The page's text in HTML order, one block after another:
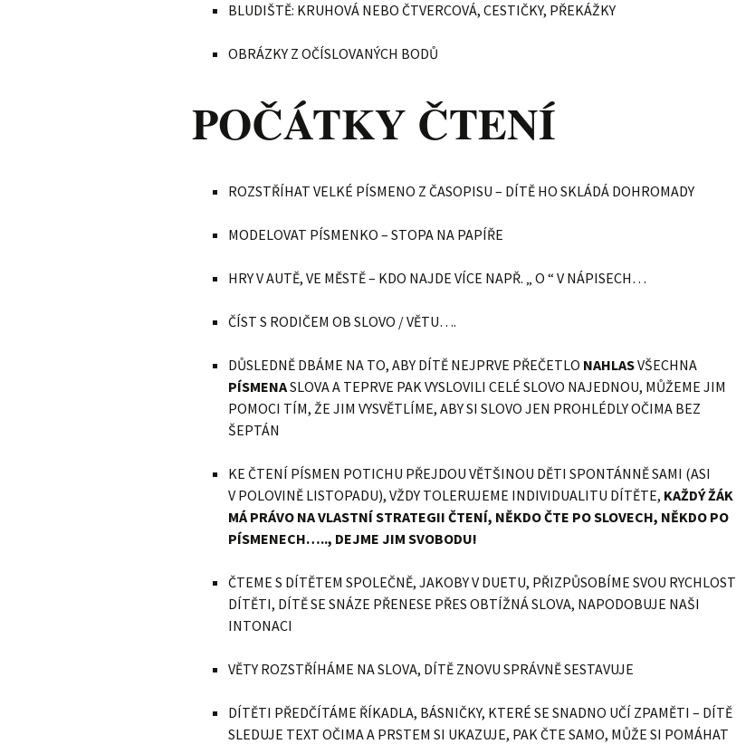
BLUDIŠTĚ: KRUHOVÁ NEBO ČTVERCOVÁ, CESTIČKY, PŘEKÁŽKY
OBRÁZKY Z OČÍSLOVANÝCH BODŮ
POČÁTKY ČTENÍ
ROZSTŘÍHAT VELKÉ PÍSMENO Z ČASOPISU – DÍTĚ HO SKLÁDÁ DOHROMADY
MODELOVAT PÍSMENKO – STOPA NA PAPÍŘE
HRY V AUTĚ, VE MĚSTĚ – KDO NAJDE VÍCE NAPŘ. „ O “ V NÁPISECH…
ČÍST S RODIČEM OB SLOVO / VĚTU….
DŮSLEDNĚ DBÁME NA TO, ABY DÍTĚ NEJPRVE PŘEČETLO NAHLASVŠECHNA
PÍSMENASLOVA A TEPRVE PAK VYSLOVILI CELÉ SLOVO NAJEDNOU, MŮŽEME JIM
POMOCI TÍM, ŽE JIM VYSVĚTLÍME, ABY SI SLOVO JEN PROHLÉDLY OČIMA BEZ
ŠEPTÁN
KE ČTENÍ PÍSMEN POTICHU PŘEJDOU VĚTŠINOU DĚTI SPONTÁNNĚ SAMI (ASI
V POLOVINĚ LISTOPADU), VŽDY TOLERUJEME INDIVIDUALITU DÍTĚTE, KAŽDÝ ŽÁK
MÁ PRÁVO NA VLASTNÍ STRATEGII ČTENÍ, NĚKDO ČTE PO SLOVECH, NĚKDO PO
PÍSMENECH….., DEJME JIM SVOBODU!
ČTEME S DÍTĚTEM SPOLEČNĚ, JAKOBY V DUETU, PŘIZPŮSOBÍME SVOU RYCHLOST
DÍTĚTI, DÍTĚ SE SNÁZE PŘENESE PŘES OBTÍŽNÁ SLOVA, NAPODOBUJE NAŠI
INTONACI
VĚTY ROZSTŘÍHÁME NA SLOVA, DÍTĚ ZNOVU SPRÁVNĚ SESTAVUJE
DÍTĚTI PŘEDČÍTÁME ŘÍKADLA, BÁSNIČKY, KTERÉ SE SNADNO UČÍ ZPAMĚTI – DÍTĚ
SLEDUJE TEXT OČIMA A PRSTEM SI UKAZUJE, PAK ČTE SAMO, MŮŽE SI POMÁHAT